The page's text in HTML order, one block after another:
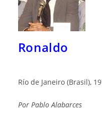
Ronaldo
Río de Janeiro (Brasil),
Por Pablo Alabarces